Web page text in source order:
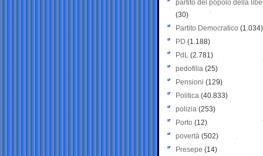
partito del popolo della
(30)
Partito Democratico (1.034)
PD (1.188)
PdL (2.781)
pedofilia (25)
Pensioni (129)
Politica (40.833)
polizia (253)
Porto (12)
povertà (502)
Presepe (14)